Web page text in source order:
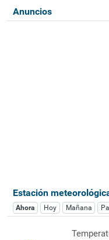
Anuncios
Estación
Ahora Hoy Mañana